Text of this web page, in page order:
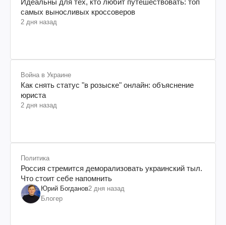
самых выносливых кроссоверов
2 дня назад
Война в Украине
Как снять статус "в розыске" онлайн: объяснение
юриста
2 дня назад
Политика
Россия стремится деморализовать украинский тыл.
Что стоит себе напомнить
Юрий Богданов2 дня назад
Блогер